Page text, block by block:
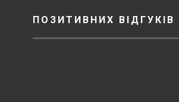
ПОЗИТИВНИХ ВІДГУКІВ